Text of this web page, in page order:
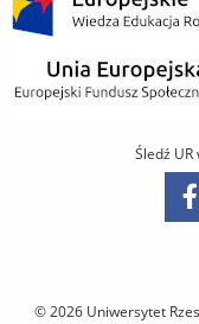
© 2026 Uniwersytet
Śledź